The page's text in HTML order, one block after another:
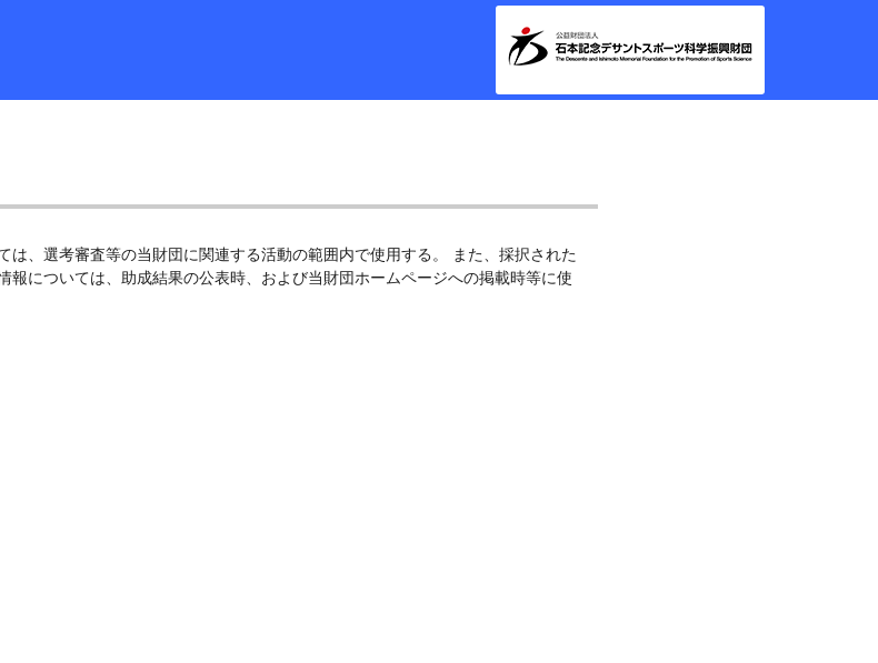
は、選考審査等の当財団に関連する活動の範囲内で使用する。 また、採択された
報については、助成結果の公表時、および当財団ホームページへの掲載時等に使